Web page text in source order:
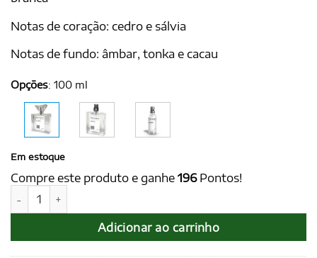
Notas de coração: cedro e sálvia
Notas de fundo: âmbar, tonka e cacau
Opções: 100 ml
Em estoque
Compre este produto e ganhe 196Pontos!
BLAKE for Men 100 ml - Ref. Bad Boy, de Carolina Herrera
Adicionar ao carrinho